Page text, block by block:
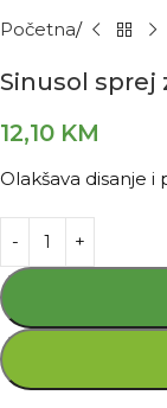
Početna
Sinusol sprej
12,10 KM
Olakšava disanje